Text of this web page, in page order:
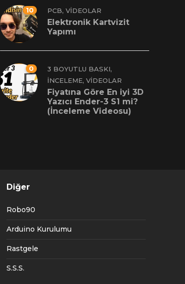
10 PCB, VIDEOLAR
Elektronik Kartvizit
Yapımı
0 3 BOYUTLU BASKI,
İNCELEME, VIDEOLAR
Fiyatına Göre En iyi 3D
Yazıcı Ender-3 S1 mi?
(İnceleme Videosu)
Diğer
Robo90
Arduino Kurulumu
Rastgele
S.S.S.